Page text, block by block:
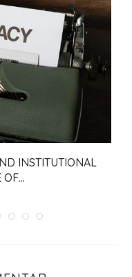
INSTITUTIONAL